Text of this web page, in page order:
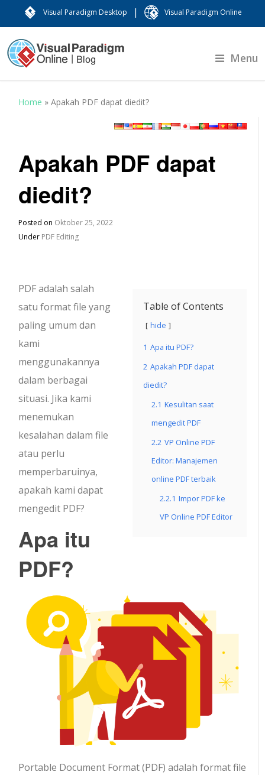
Visual Paradigm Desktop | Visual Paradigm Online
Menu
Home »Apakah PDF dapat diedit?
Apakah PDF dapat
diedit?
Posted on Oktober 25, 2022
Under PDF Editing
Table of Contents
hide
1 Apa itu PDF?
2 Apakah PDF dapat
diedit?
2.1 Kesulitan saat
mengedit PDF
2.2 VP Online PDF
Editor: Manajemen
online PDF terbaik
2.2.1 Impor PDF ke
VP Online PDF Editor
PDF adalah salah
satu format file yang
paling umum dan
kami
menggunakannya
dalam berbagai
situasi. Jika kami
menemukan
kesalahan dalam file
atau perlu
memperbaruinya,
apakah kami dapat
mengedit PDF?
Apa itu
PDF?
Portable Document Format (PDF) adalah format file